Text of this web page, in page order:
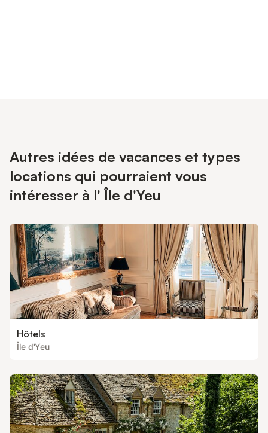
Autres idées de vacances et types
locations qui pourraient vous
intéresser à l' Île d'Yeu
Hôtels
Île d'Yeu